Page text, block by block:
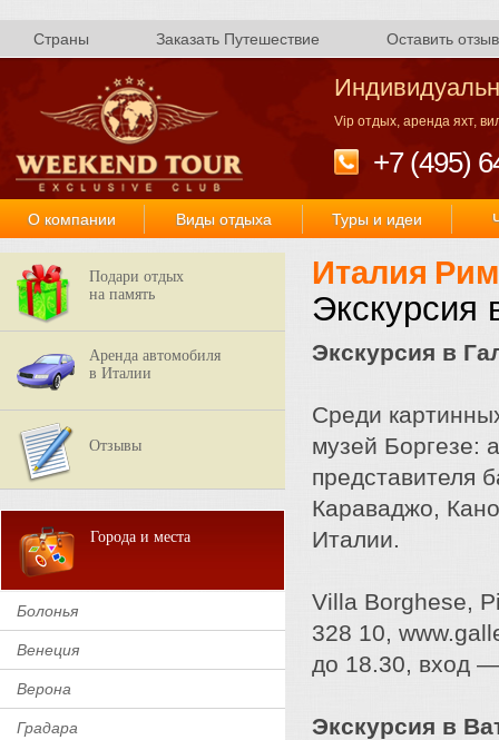
Страны Заказать Путешествие Оставить отзыв
Vip отдых, аренда яхт,
+7 (495)
О компании Виды отдыха Туры и идеи
Подари отдых
на память
Аренда автомобиля
в Италии
Отзывы
Города и места
Болонья
Венеция
Верона
Градара
Италия Рим
Экскурсия
Экскурсия в
Среди
музей Боргезе:
представителя
Караваджо,
Италии.
Villa Borghese,
328 10,
до 18.30, вход
Экскурсия в